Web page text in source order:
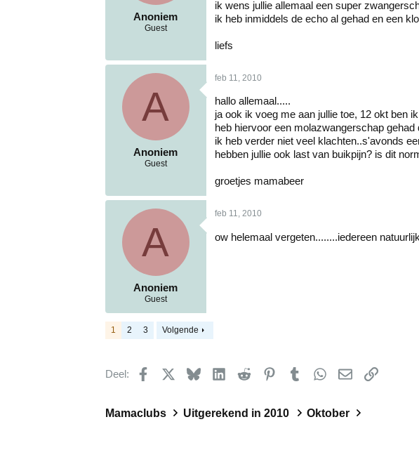
Anoniem
Guest
ik wens jullie allemaal een super
ik heb inmiddels de echo al gehad en een
liefs
A
Anoniem
Guest
feb 11, 2010
hallo allemaal.....
ja ook ik voeg me aan jullie toe, 12 okt ben
heb hiervoor een molazwangerschap
ik heb verder niet veel klachten..s'avonds
hebben jullie ook last van buikpijn? is dit
groetjes mamabeer
A
Anoniem
Guest
feb 11, 2010
ow helemaal vergeten........iedereen
1 2 3 Volgende
Deel: Facebook BlueskyLinkedInReddit PinterestTumblr WhatsApp
E-mailkoppeling
Mamaclubs Uitgerekend in 2010 Oktober